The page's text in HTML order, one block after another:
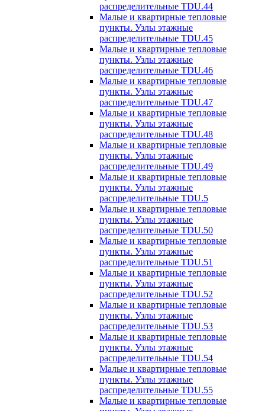
распределительные TDU.44
Малые и квартирные тепловые
пункты. Узлы этажные
распределительные TDU.45
Малые и квартирные тепловые
пункты. Узлы этажные
распределительные TDU.46
Малые и квартирные тепловые
пункты. Узлы этажные
распределительные TDU.47
Малые и квартирные тепловые
пункты. Узлы этажные
распределительные TDU.48
Малые и квартирные тепловые
пункты. Узлы этажные
распределительные TDU.49
Малые и квартирные тепловые
пункты. Узлы этажные
распределительные TDU.5
Малые и квартирные тепловые
пункты. Узлы этажные
распределительные TDU.50
Малые и квартирные тепловые
пункты. Узлы этажные
распределительные TDU.51
Малые и квартирные тепловые
пункты. Узлы этажные
распределительные TDU.52
Малые и квартирные тепловые
пункты. Узлы этажные
распределительные TDU.53
Малые и квартирные тепловые
пункты. Узлы этажные
распределительные TDU.54
Малые и квартирные тепловые
пункты. Узлы этажные
распределительные TDU.55
Малые и квартирные тепловые